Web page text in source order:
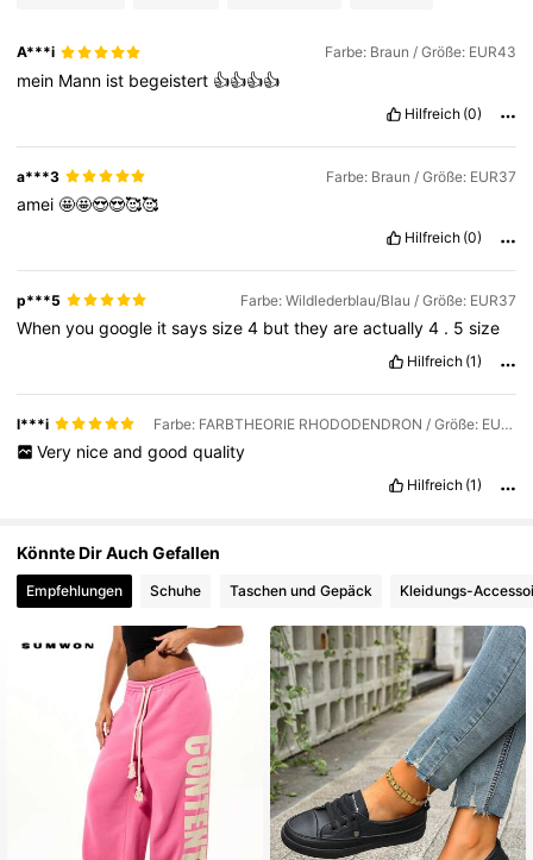
222K Follower
A***i Farbe: Braun / Größe: EUR43
mein Mann ist begeistert 👍👍👍👍
Hilfreich (0)
a***3 Farbe: Braun / Größe: EUR37
amei🤩🤩😍😍🥰🥰
Hilfreich (0)
p***5 Farbe: Wildlederblau/Blau / Größe: EUR37
Whenyougoogle itsayssize4 buttheyareactually4 . 5size
Hilfreich (1)
l***i Farbe: FARBTHEORIE RHODODENDRON / Größe: EUR38
Very nice and good quality
Hilfreich (1)
Könnte Dir Auch Gefallen
Empfehlungen Schuhe Taschen und Gepäck Kleidungs-